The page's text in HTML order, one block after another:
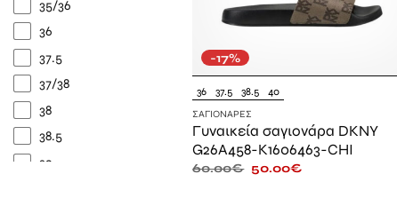
35/36
36
37.5
37/38
38
38.5
39
-17%
36 37.5 38.5 40
ΣΑΓΙΟΝΆΡΕΣ
Γυναικεία σαγιονάρα DKNY
G26A458-K1606463-CHI
60.00€ 50.00€